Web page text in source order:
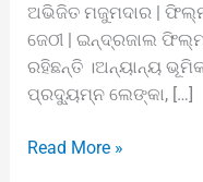
ଅଭିଜିତ ମଜୁମଦାର |
ଜେଠୀ | ଇନ୍ଦ୍ରଜାଲ
ରହିଛନ୍ତି ।ଅନ୍ୟାନ୍ୟ
ପ୍ରଦ୍ୟୁମ୍ନ ଲେଙ୍କା, […]
Read More »